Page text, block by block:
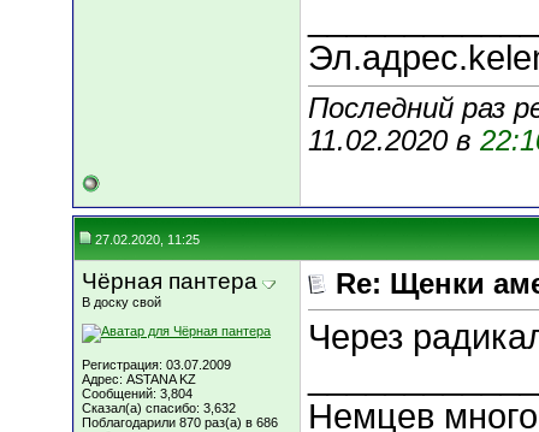
Последний раз
11.02.2020 в
27.02.2020, 11:25
Чёрная пантера
В доску свой
Регистрация: 03.07.2009
Адрес: ASTANA KZ
Сообщений: 3,804
Сказал(а) спасибо: 3,632
Поблагодарили 870 раз(а) в 686
Re: Щенки
Через
Немцев